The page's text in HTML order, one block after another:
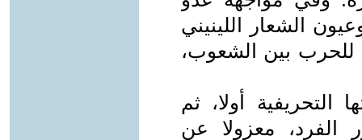
الشعار اللينيني
للحرب بين الشعوب،
أولا، ثم
الفرد، معزولا عن